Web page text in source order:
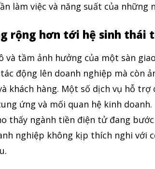
làm việc và năng suất của những
rộng hơn tới hệ sinh thái
và tầm ảnh hưởng của một sàn
động lên doanh nghiệp mà còn
khách hàng. Một số dịch vụ hỗ
ứng và mối quan hệ kinh
thấy ngành tiền điện tử đang
nghiệp không kịp thích nghi với